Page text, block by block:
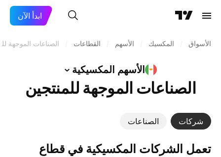
ابدأ الآن
الأسواق المكسيك الأسهم القطاعات الصناعات الموجهة
الأسهم المكسيكية
الصناعات الموجهة للمنتجين
شركات الصناعات
تعمل ‎الشركات المكسيكية‎ في قطاع